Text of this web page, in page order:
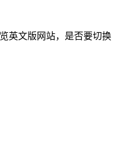
英文版网站，是否要切换